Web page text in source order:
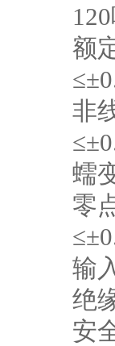
额
非
蠕
零
输
绝
安